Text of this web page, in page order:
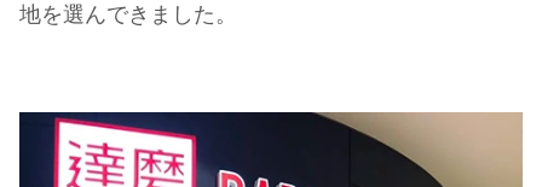
地を選んできました。